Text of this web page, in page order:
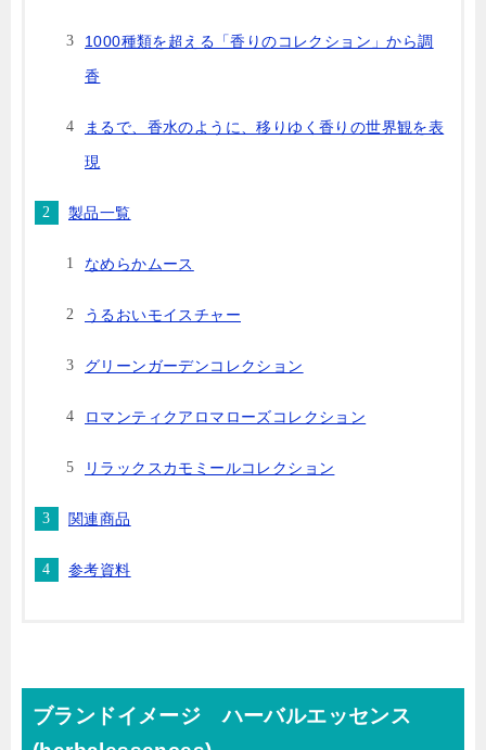
1000種類を超える「香りのコレクション」から調
香
まるで、香水のように、移りゆく香りの世界観を表
現
製品一覧
なめらかムース
うるおいモイスチャー
グリーンガーデンコレクション
ロマンティクアロマローズコレクション
リラックスカモミールコレクション
関連商品
参考資料
ブランドイメージ ハーバルエッセンス